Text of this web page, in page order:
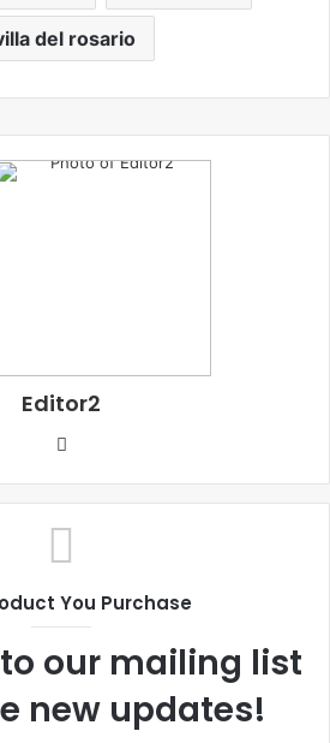
del rosario
Editor2
Sitio
You Purchase
our mailing list
new updates!